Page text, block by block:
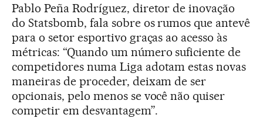
Pablo Peña Rodríguez, diretor de inovação
do Statsbomb, fala sobre os rumos que antevê
para o setor esportivo graças ao acesso às
métricas: “Quando um número suficiente de
competidores numa Liga adotam estas novas
maneiras de proceder, deixam de ser
opcionais, pelo menos se você não quiser
competir em desvantagem”.